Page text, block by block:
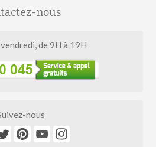
nous
de 9H à 19H
nous